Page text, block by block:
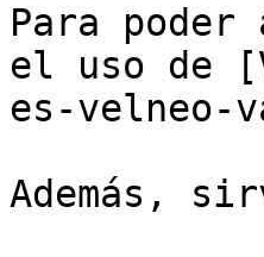
Para
el uso de
es-velneo-
Además,